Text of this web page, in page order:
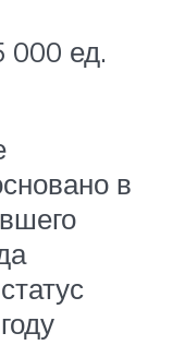
000 ед.
в